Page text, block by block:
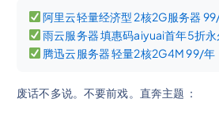
阿里云轻量经济型 2核2G服务器
雨云服务器 填惠码aiyuai首年5折
腾迅云服务器 轻量2核2G4M 99/年
废话不多说。不要前戏。直奔主题 ：